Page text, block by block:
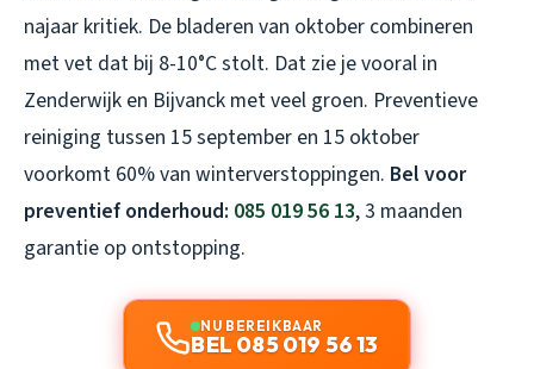
najaar kritiek. De bladeren van oktober combineren
met vet dat bij 8-10°C stolt. Dat zie je vooral in
Zenderwijk en Bijvanck met veel groen. Preventieve
reiniging tussen 15 september en 15 oktober
voorkomt 60% van winterverstoppingen. Bel voor
preventief onderhoud: 085 019 56 13, 3 maanden
garantie op ontstopping.
NU BEREIKBAAR
BEL 085 019 56 13